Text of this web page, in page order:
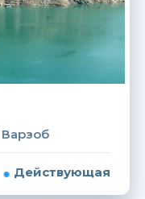
Действующая